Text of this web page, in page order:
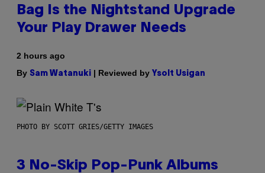
Bag Is the Nightstand Upgrade
Your Play Drawer Needs
2 hours ago
By Sam Watanuki | Reviewed by Ysolt Usigan
PHOTO BY SCOTT GRIES/GETTY IMAGES
3 No-Skip Pop-Punk Albums